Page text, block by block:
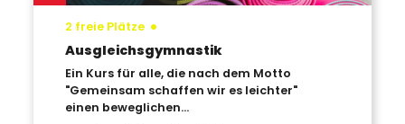
Ausgleichsgymnastik
Ein Kurs für alle, die nach dem Motto
"Gemeinsam schaffen wir es leichter"
einen beweglichen...
2 freie Plätze •